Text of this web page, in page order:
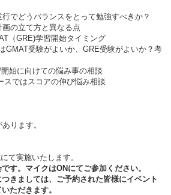
でどうバランスをとって勉強すべきか？
の立て方と異なる点
（GRE)学習開始タイミング
GMAT受験がよいか、GRE受験がよいか？考
始に向けての悩み事の相談
スではスコアの伸び悩み相談
ります。
て実施いたします。
す。マイクはONにてご参加ください。
きましては、ご予約された皆様にイベント
ただきます。